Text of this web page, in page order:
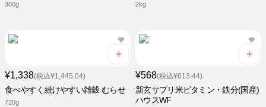
300g 2kg
¥1,338(税込¥1,445.04)
食べやすく続けやすい雑穀 むらせ
720g
¥568(税込¥613.44)
新玄サプリ米ビタミン・鉄分(国産)
ハウスWF